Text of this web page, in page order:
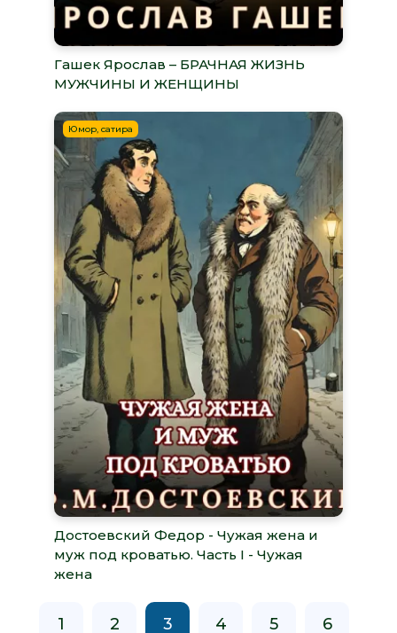
Гашек Ярослав – БРАЧНАЯ ЖИЗНЬ
МУЖЧИНЫ И ЖЕНЩИНЫ
Юмор, сатира
Достоевский Федор - Чужая жена и
муж под кроватью. Часть I - Чужая
жена
1 2 3 4 5 6